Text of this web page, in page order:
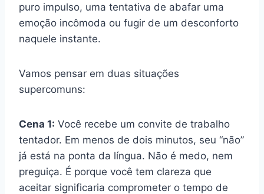
puro impulso, uma tentativa de abafar uma
emoção incômoda ou fugir de um desconforto
naquele instante.
Vamos pensar em duas situações
supercomuns:
Cena 1: Você recebe um convite de trabalho
tentador. Em menos de dois minutos, seu “não”
já está na ponta da língua. Não é medo, nem
preguiça. É porque você tem clareza que
aceitar significaria comprometer o tempo de